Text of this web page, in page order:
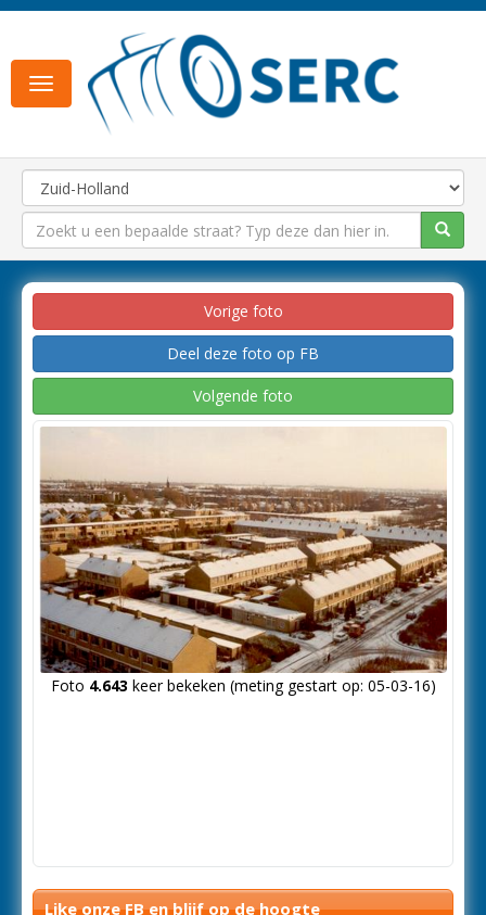
Toggle
navigation
Vorige foto
Deel deze foto op FB
Volgende foto
Foto 4.643 keer bekeken (meting gestart op: 05-03-16)
Like onze FB en blijf op de hoogte